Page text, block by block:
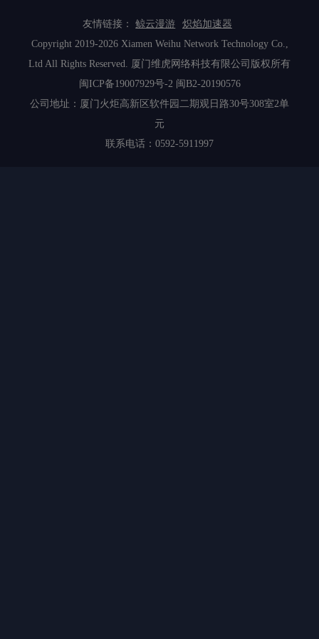
友情链接： 鲸云漫游
炽焰加速器
Copyright 2019-2026 Xiamen Weihu Network Technology Co.,
Ltd All Rights Reserved. 厦门维虎网络科技有限公司版权所有
闽ICP备19007929号-2 闽B2-20190576
公司地址：厦门火炬高新区软件园二期观日路30号308室2单
元
联系电话：0592-5911997